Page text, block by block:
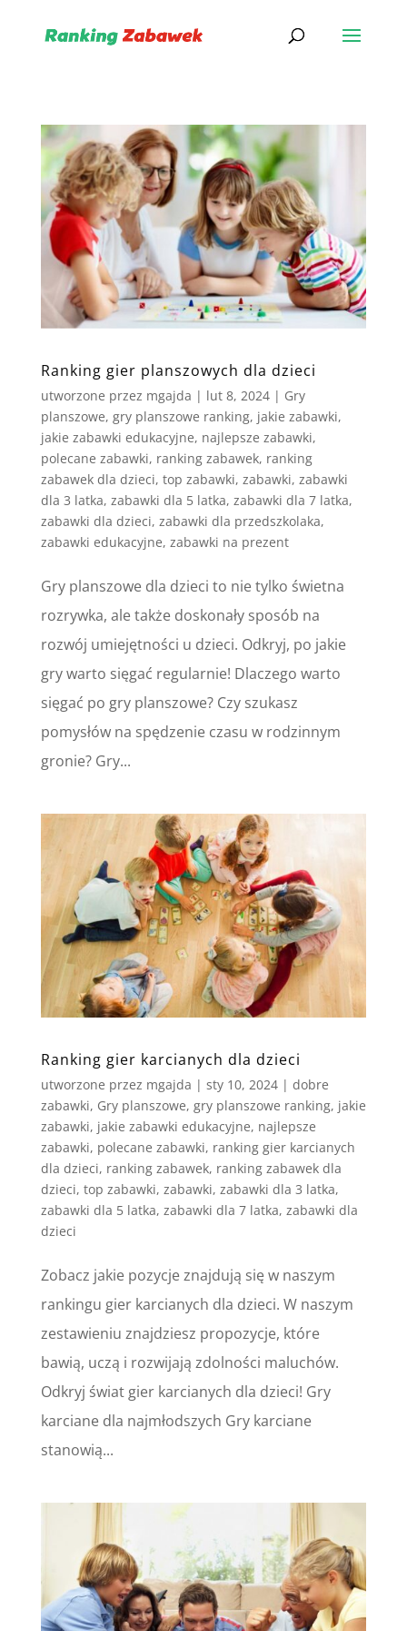
Ranking gier planszowych dla dzieci
utworzone przez mgajda | lut 8, 2024| Gry
planszowe, gry planszowe ranking, jakie zabawki,
jakie zabawki edukacyjne, najlepsze zabawki,
polecane zabawki, ranking zabawek, ranking
zabawek dla dzieci, top zabawki, zabawki, zabawki
dla 3 latka, zabawki dla 5 latka, zabawki dla 7 latka,
zabawki dla dzieci, zabawki dla przedszkolaka,
zabawki edukacyjne, zabawki na prezent
Gry planszowe dla dzieci to nie tylko świetna
rozrywka, ale także doskonały sposób na
rozwój umiejętności u dzieci. Odkryj, po jakie
gry warto sięgać regularnie! Dlaczego warto
sięgać po gry planszowe? Czy szukasz
pomysłów na spędzenie czasu w rodzinnym
gronie? Gry...
Ranking gier karcianych dla dzieci
utworzone przez mgajda | sty 10, 2024| dobre
zabawki, Gry planszowe, gry planszowe ranking, jakie
zabawki, jakie zabawki edukacyjne, najlepsze
zabawki, polecane zabawki, ranking gier karcianych
dla dzieci, ranking zabawek, ranking zabawek dla
dzieci, top zabawki, zabawki, zabawki dla 3 latka,
zabawki dla 5 latka, zabawki dla 7 latka, zabawki dla
dzieci
Zobacz jakie pozycje znajdują się w naszym
rankingu gier karcianych dla dzieci. W naszym
zestawieniu znajdziesz propozycje, które
bawią, uczą i rozwijają zdolności maluchów.
Odkryj świat gier karcianych dla dzieci! Gry
karciane dla najmłodszych Gry karciane
stanowią...